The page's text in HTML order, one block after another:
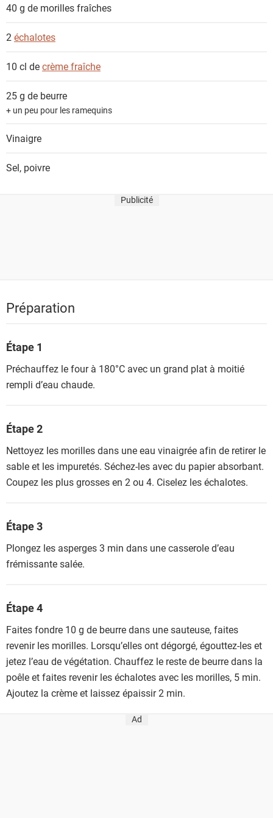
t
40 g de morilles fraîches
2 échalotes
10 cl decrème fraîche
25 g de beurre
+ un peu pour les ramequins
Vinaigre
Sel, poivre
Publicité
Préparation
Étape 1
Préchauffez le four à 180°C avec un grand plat à moitié
rempli d’eau chaude.
Étape 2
Nettoyez les morilles dans une eau vinaigrée afin de retirer le
sable et les impuretés. Séchez-les avec du papier absorbant.
Coupez les plus grosses en 2 ou 4. Ciselez les échalotes.
Étape 3
Plongez les asperges 3 min dans une casserole d’eau
frémissante salée.
Étape 4
Faites fondre 10 g de beurre dans une sauteuse, faites
revenir les morilles. Lorsqu’elles ont dégorgé, égouttez-les et
jetez l’eau de végétation. Chauffez le reste de beurre dans la
poêle et faites revenir les échalotes avec les morilles, 5 min.
Ajoutez la crème et laissez épaissir 2 min.
Ad